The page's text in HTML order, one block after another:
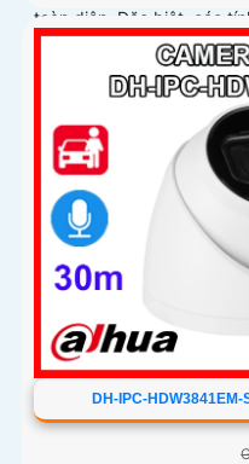
toàn diện. Đặc biệt, các
diện khuôn mặt và đếm
quản lý và an ninh cho
DH-IPC-